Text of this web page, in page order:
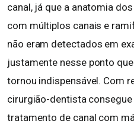
canal, já que a anatomia
com múltiplos canais e
não eram detectados em
justamente nesse ponto
tornou indispensável. Com
cirurgião-dentista consegue
tratamento de canal com